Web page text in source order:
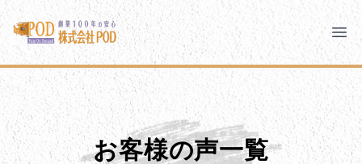
メインコンテンツにスキップ
株式会社ペイント・オン・デマンド
千葉の外壁塗装・屋根塗装なら創業100年の安心 ペイン
株式会社ペイント・オン・デマンド
モバイルメニュー
PODのまちづくり 安心の取り組み
ご相談と流れ よくあるご質問
お客様の声一覧